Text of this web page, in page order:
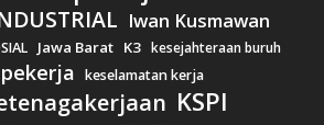
Iwan Kusmawan
Jawa Barat K3 kesejahteraan buruh
keselamatan kerja
KSPI